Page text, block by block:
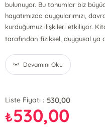
bulunuyor. Bu tohumlar biz
hayatımızda duygularımızı,
kurduğumuz ilişkileri etkiliyor.
tarafından fiziksel, duygusal ya
Devamını Oku
Liste Fiyatı : 530,00
₺530,00